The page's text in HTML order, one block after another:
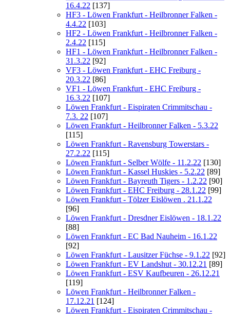
16.4.22 [137]
HF3 - Löwen Frankfurt - Heilbronner Falken -
4.4.22 [103]
HF2 - Löwen Frankfurt - Heilbronner Falken -
2.4.22 [115]
HF1 - Löwen Frankfurt - Heilbronner Falken -
31.3.22 [92]
VF3 - Löwen Frankfurt - EHC Freiburg -
20.3.22 [86]
VF1 - Löwen Frankfurt - EHC Freiburg -
16.3.22 [107]
Löwen Frankfurt - Eispiraten Crimmitschau -
7.3. 22 [107]
Löwen Frankfurt - Heilbronner Falken - 5.3.22
[115]
Löwen Frankfurt - Ravensburg Towerstars -
27.2.22 [115]
Löwen Frankfurt - Selber Wölfe - 11.2.22 [130]
Löwen Frankfurt - Kassel Huskies - 5.2.22 [89]
Löwen Frankfurt - Bayreuth Tigers - 1.2.22 [90]
Löwen Frankfurt - EHC Freiburg - 28.1.22 [99]
Löwen Frankfurt - Tölzer Eislöwen . 21.1.22
[96]
Löwen Frankfurt - Dresdner Eislöwen - 18.1.22
[88]
Löwen Frankfurt - EC Bad Nauheim - 16.1.22
[92]
Löwen Frankfurt - Lausitzer Füchse - 9.1.22 [92]
Löwen Frankfurt - EV Landshut - 30.12.21 [89]
Löwen Frankfurt - ESV Kaufbeuren - 26.12.21
[119]
Löwen Frankfurt - Heilbronner Falken -
17.12.21 [124]
Löwen Frankfurt - Eispiraten Crimmitschau -